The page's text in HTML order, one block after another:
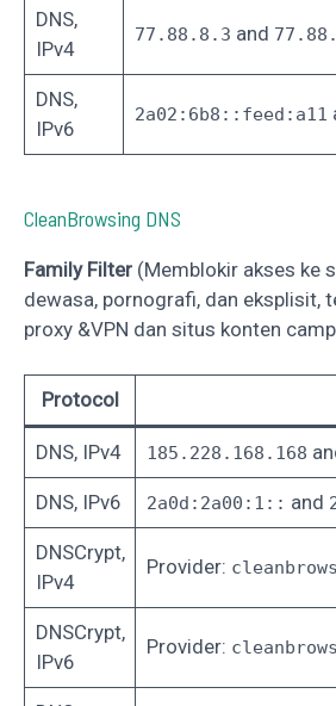
DNS,
IPv4
77.88.8.3 and
DNS,
IPv6
2a02:6b8::feed:a11
CleanBrowsing DNS
Family Filter (Memblokir akses ke
dewasa, pornografi, dan eksplisit,
proxy &VPN dan situs konten
Protocol
DNS, IPv4 185.228.168.168
DNS, IPv6 2a0d:2a00:1:: and
DNSCrypt,
IPv4
Provider:
DNSCrypt,
IPv6
Provider: